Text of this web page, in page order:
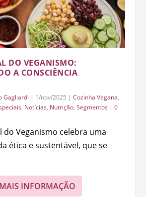
DO VEGANISMO:
A CONSCIÊNCIA
Gagliardi | 1/nov/2025 |Cozinha Vegana,
, Notícias, Nutrição,Segmentos |0
do Veganismo celebra uma
ética e sustentável, que se
INFORMAÇÃO